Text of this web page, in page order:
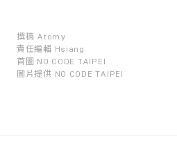
撰稿 Atomy
責任編輯 Hsiang
首圖 NO CODE TAIPEI
圖片提供 NO CODE TAIPEI